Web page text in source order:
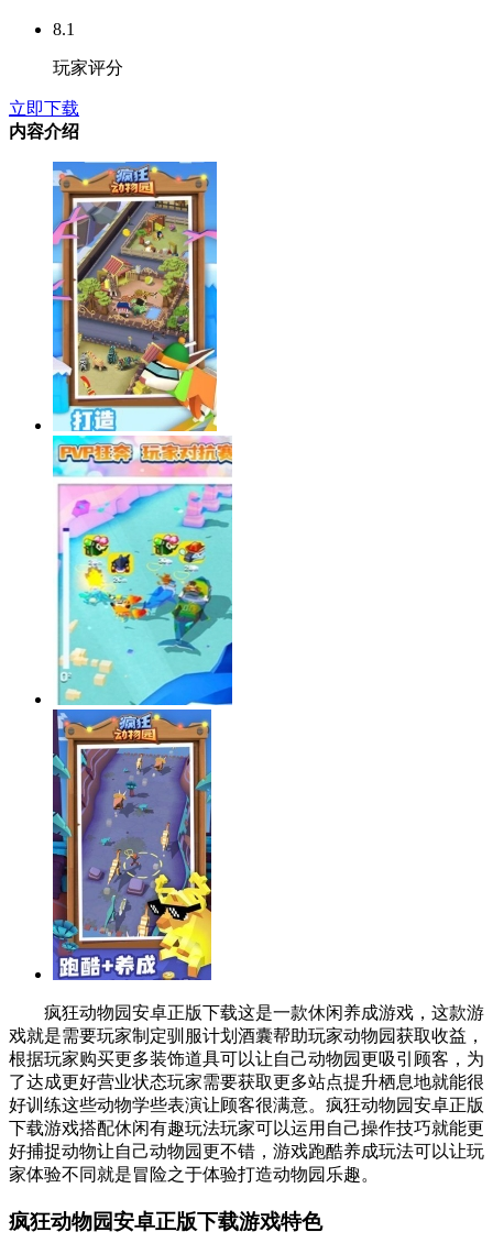
8.1
玩家评分
立即下载
内容介绍
疯狂动物园安卓正版下载这是一款休闲养成游戏，这款游
戏就是需要玩家制定驯服计划酒囊帮助玩家动物园获取收益，
根据玩家购买更多装饰道具可以让自己动物园更吸引顾客，为
了达成更好营业状态玩家需要获取更多站点提升栖息地就能很
好训练这些动物学些表演让顾客很满意。疯狂动物园安卓正版
下载游戏搭配休闲有趣玩法玩家可以运用自己操作技巧就能更
好捕捉动物让自己动物园更不错，游戏跑酷养成玩法可以让玩
家体验不同就是冒险之于体验打造动物园乐趣。
疯狂动物园安卓正版下载游戏特色